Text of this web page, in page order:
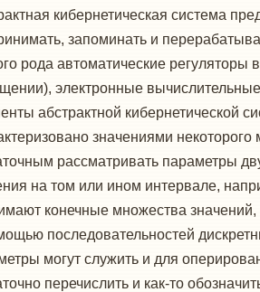
кибернетическая система
запоминать и
рода автоматические
электронные
абстрактной кибернетической
значениями
рассматривать параметры
на том или ином интервале,
конечные множества
последовательностей
могут служить и для
перечислить и как-то